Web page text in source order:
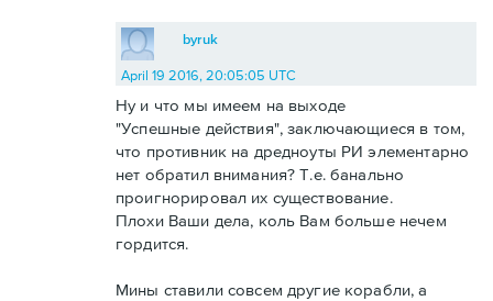
byruk
April 19 2016, 20:05:05 UTC
Ну и что мы имеем на выходе
"Успешные действия", заключающиеся в том,
что противник на дредноуты РИ элементарно
нет обратил внимания? Т.е. банально
проигнорировал их существование.
Плохи Ваши дела, коль Вам больше нечем
гордится.
Мины ставили совсем другие корабли, а